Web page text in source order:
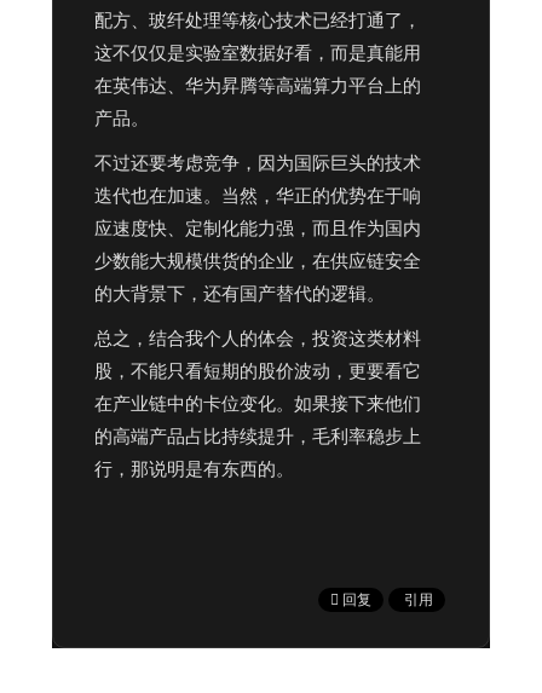
配方、玻纤处理等核心技术已经打通了，
这不仅仅是实验室数据好看，而是真能用
在英伟达、华为昇腾等高端算力平台上的
产品。
不过还要考虑竞争，因为国际巨头的技术
迭代也在加速。当然，华正的优势在于响
应速度快、定制化能力强，而且作为国内
少数能大规模供货的企业，在供应链安全
的大背景下，还有国产替代的逻辑。
总之，结合我个人的体会，投资这类材料
股，不能只看短期的股价波动，更要看它
在产业链中的卡位变化。如果接下来他们
的高端产品占比持续提升，毛利率稳步上
行，那说明是有东西的。
回复 引用